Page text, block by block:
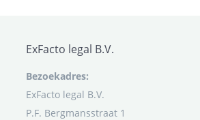
ExFacto legal B.V.
Bezoekadres:
ExFacto legal B.V.
P.F. Bergmansstraat 1